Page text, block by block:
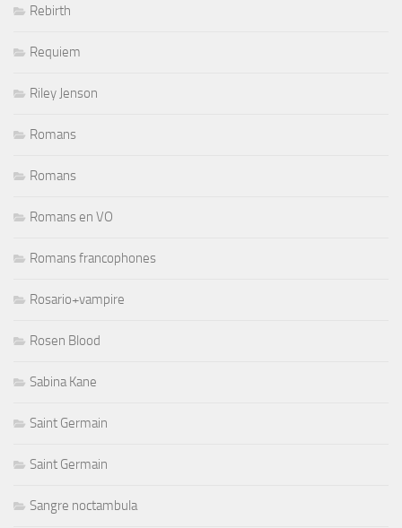
Rebirth
Requiem
Riley Jenson
Romans
Romans
Romans en VO
Romans francophones
Rosario+vampire
Rosen Blood
Sabina Kane
Saint Germain
Saint Germain
Sangre noctambula